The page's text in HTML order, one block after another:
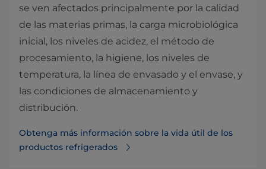
se ven afectados principalmente por la calidad
de las materias primas, la carga microbiológica
inicial, los niveles de acidez, el método de
procesamiento, la higiene, los niveles de
temperatura, la línea de envasado y el envase, y
las condiciones de almacenamiento y
distribución.
Obtenga más información sobre la vida útil de los
productos refrigerados